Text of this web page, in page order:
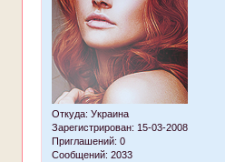
Откуда: Украина
Зарегистрирован: 15-03-2008
Приглашений: 0
Сообщений: 2033